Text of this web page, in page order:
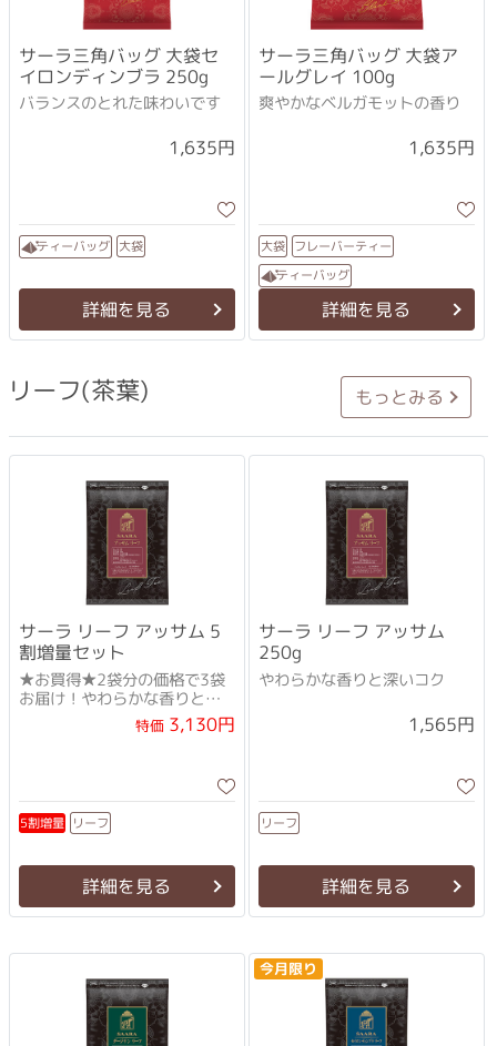
サーラ三角バッグ 大袋セ
イロンディンブラ 250g
バランスのとれた味わいです
1,635円
ティーバッグ 大袋
詳細を見る
サーラ三角バッグ 大袋ア
ールグレイ 100g
爽やかなベルガモットの香り
1,635円
大袋 フレーバーティー
ティーバッグ
詳細を見る
リーフ(茶葉) もっとみる
サーラ リーフ アッサム 5
割増量セット
★お買得★2袋分の価格で3袋
お届け！やわらかな香りと深
特価3,130円
5割増量 リーフ
詳細を見る
サーラ リーフ アッサム
250g
やわらかな香りと深いコク
1,565円
リーフ
詳細を見る
今月限り